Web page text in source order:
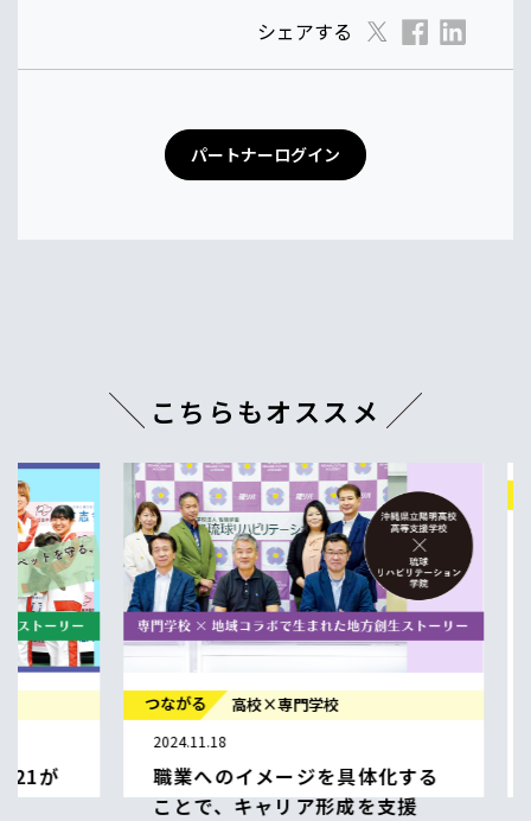
シェアする
パートナーログイン
こちらもオススメ
高校×専門学校
職業へのイメージを具体化する
ことで、キャリア形成を支援
つながる
2024.08.29
「地産
で挑む
社会課題